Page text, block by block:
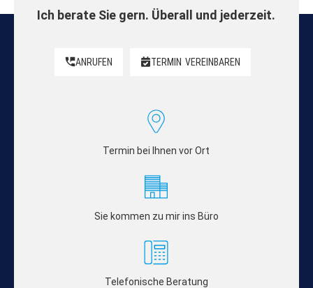
Ich berate Sie gern. Überall und jederzeit.
ANRUFEN TERMIN VEREINBAREN
Termin bei Ihnen vor Ort
Sie kommen zu mir ins Büro
Telefonische Beratung